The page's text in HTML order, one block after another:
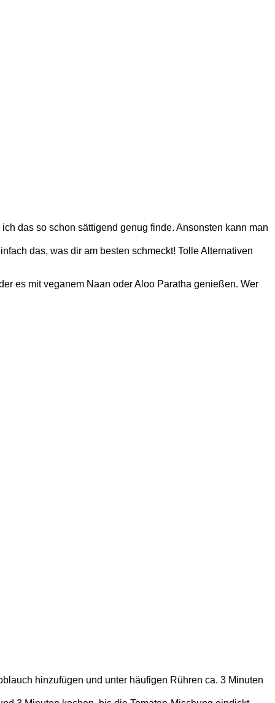
das so schon sättigend genug finde. Ansonsten kann man
das, was dir am besten schmeckt! Tolle Alternativen
es mit veganem Naan oder Aloo Paratha genießen. Wer
hinzufügen und unter häufigen Rühren ca. 3 Minuten